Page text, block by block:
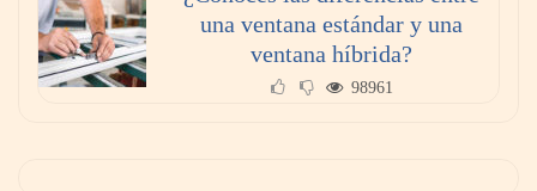
una ventana estándar y una
ventana híbrida?
98961